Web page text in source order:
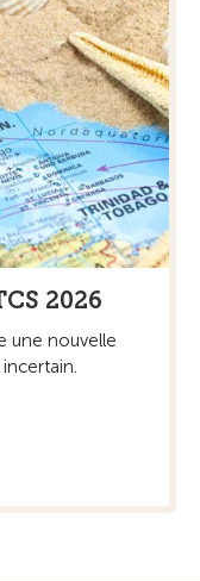
2026
une nouvelle